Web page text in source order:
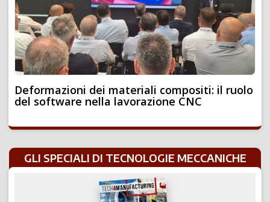
Deformazioni dei materiali compositi: il ruolo
del software nella lavorazione CNC
GLI SPECIALI DI TECNOLOGIE MECCANICHE